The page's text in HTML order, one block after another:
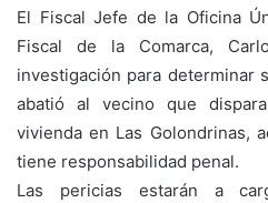
El Fiscal Jefe de la Oficina
Fiscal de la Comarca,
investigación para determinar
abatió al vecino que
vivienda en Las Golondrinas,
tiene responsabilidad penal.
Las pericias estarán a